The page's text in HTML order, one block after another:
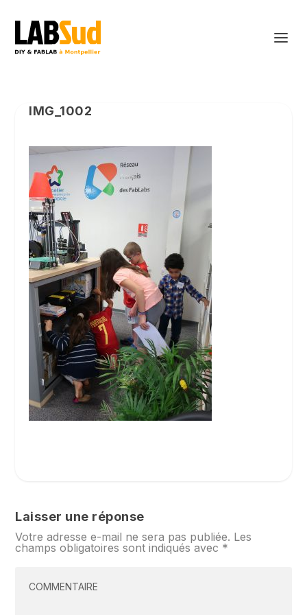
IMG_1002
Laisser une réponse
Votre adresse e-mail ne sera pas publiée. Les
champs obligatoires sont indiqués avec *